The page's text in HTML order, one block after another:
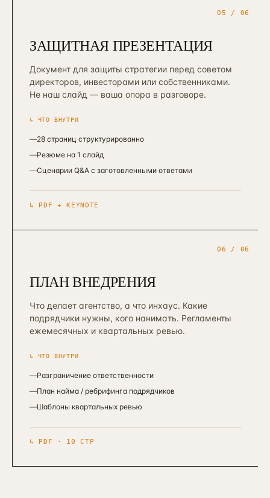
05 / 06
ЗАЩИТНАЯ ПРЕЗЕНТАЦИЯ
Документ для защиты стратегии перед советом
директоров, инвесторами или собственниками.
Не наш слайд — ваша опора в разговоре.
↳ ЧТО ВНУТРИ
—28 страниц структурированно
—Резюме на 1 слайд
—Сценарии Q&A с заготовленными ответами
↳ PDF + KEYNOTE
06 / 06
ПЛАН ВНЕДРЕНИЯ
Что делает агентство, а что инхаус. Какие
подрядчики нужны, кого нанимать. Регламенты
ежемесячных и квартальных ревью.
↳ ЧТО ВНУТРИ
—Разграничение ответственности
—План найма / ребрифинга подрядчиков
—Шаблоны квартальных ревью
↳ PDF · 10 СТР